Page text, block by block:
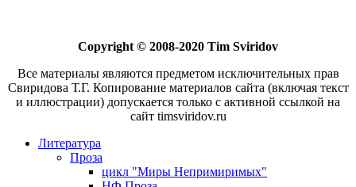
Copyright © 2008-2020 Tim Sviridov
Все материалы являются предметом исключительных прав
Свиридова Т.Г. Копирование материалов сайта (включая текст
и иллюстрации) допускается только с активной ссылкой на
сайт timsviridov.ru
Литература
Проза
цикл "Миры Непримиримых"